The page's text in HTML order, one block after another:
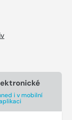
i v mobilní